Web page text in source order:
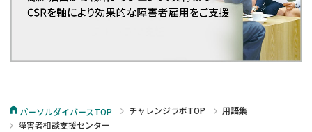
パーソルダイバースTOP チャレンジラボTOP
用語集
障害者相談支援センター